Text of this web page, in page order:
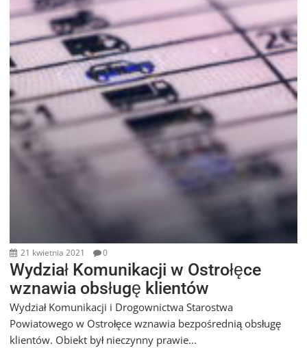
21 kwietnia 2021 0
Wydział Komunikacji w Ostrołęce
wznawia obsługę klientów
Wydział Komunikacji i Drogownictwa Starostwa
Powiatowego w Ostrołęce wznawia bezpośrednią obsługę
klientów. Obiekt był nieczynny prawie...